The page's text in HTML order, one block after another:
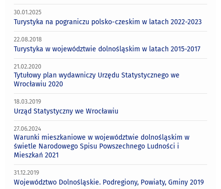
30.01.2025
Turystyka na pograniczu polsko-czeskim w latach 2022-2023
22.08.2018
Turystyka w województwie dolnośląskim w latach 2015-2017
21.02.2020
Tytułowy plan wydawniczy Urzędu Statystycznego we
Wrocławiu 2020
18.03.2019
Urząd Statystyczny we Wrocławiu
27.06.2024
Warunki mieszkaniowe w województwie dolnośląskim w
świetle Narodowego Spisu Powszechnego Ludności i
Mieszkań 2021
31.12.2019
Województwo Dolnośląskie. Podregiony, Powiaty, Gminy 2019